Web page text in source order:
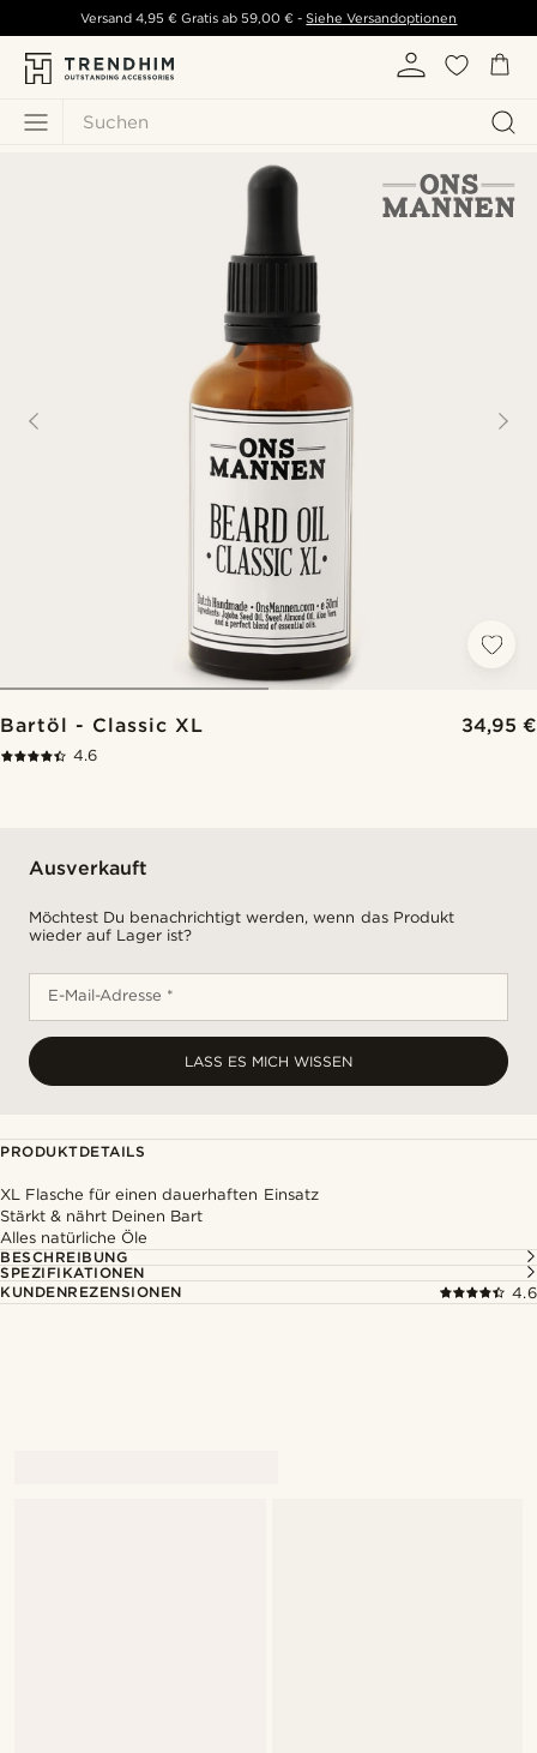
Suchen
Versand 4,95 € Gratis ab 59,00 € - Siehe Versandoptionen
Bartöl - Classic XL 34,95 €
4.6
Ausverkauft
Möchtest Du benachrichtigt werden, wenn das Produkt
wieder auf Lager ist?
E-Mail-Adresse *
LASS ES MICH WISSEN
PRODUKTDETAILS
XL Flasche für einen dauerhaften Einsatz
Stärkt & nährt Deinen Bart
Alles natürliche Öle
BESCHREIBUNG
SPEZIFIKATIONEN
KUNDENREZENSIONEN
4.6